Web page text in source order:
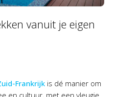
vanuit je eigen
Frankrijk is dé manier om